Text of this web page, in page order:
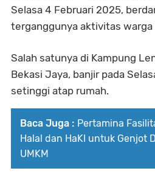
Selasa 4 Februari 2025,
terganggunya aktivitas warga
Salah satunya di Kampung
Bekasi Jaya, banjir pada
setinggi atap rumah.
Baca Juga : Pertamina
Halal dan HaKI untuk Genjot
UMKM